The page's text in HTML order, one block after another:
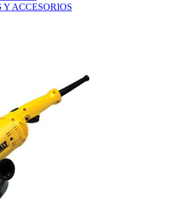
Y ACCESORIOS